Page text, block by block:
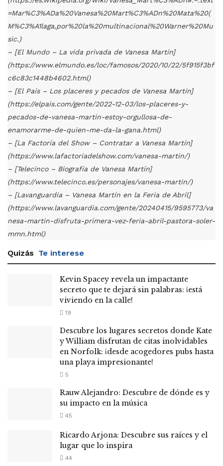
=Mar%C3%ADa%20Vanesa%20Mart%C3%ADn%20Mata%20(
M%C3%A1laga,por%20la%20multinacional%20Warner%20Mu
sic.)
– [El Mundo – La vida privada de Vanesa Martín]
(https://www.elmundo.es/loc/famosos/2020/10/22/5f915f3bf
c6c83c1448b4602.html)
– [El País – Los placeres y pecados de Vanesa Martín]
(https://elpais.com/gente/2022-12-03/los-placeres-y-
pecados-de-vanesa-martin-estoy-orgullosa-de-
enamorarme-de-quien-me-da-la-gana.html)
– [La Factoría del Show – Contratar a Vanesa Martín]
(https://www.lafactoriadelshow.com/vanesa-martin/)
– [Telecinco – Biografía de Vanesa Martín]
(https://www.telecinco.es/personajes/vanesa-martin/)
– [Lavanguardia – Vanesa Martín en la Feria de Abril]
(https://www.lavanguardia.com/gente/20240415/9595773/va
nesa-martin-disfruta-primera-vez-feria-abril-pastora-soler-
mmn.html)
Quizás Te interese
Kevin Spacey revela un impactante
secreto que te dejará sin palabras: ¡está
viviendo en la calle!
19
Descubre los lugares secretos donde Kate
y William disfrutan de citas inolvidables
en Norfolk: ¡desde acogedores pubs hasta
una playa impresionante!
5
Rauw Alejandro: Descubre de dónde es y
su impacto en la música
45
Ricardo Arjona: Descubre sus raíces y el
lugar que lo inspira
44